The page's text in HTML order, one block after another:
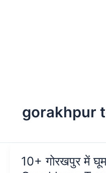
gorakhpur
10+ गोरखपुर में